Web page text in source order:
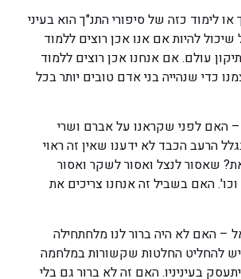
לימוד כזה של סיפורי התנ"ך הוא בעיני
להיות אם אנו אכן רוצים ללמוד
עולם. אם אנחנו אכן רוצים ללמוד
כדי שנהייה בני אדם טובים יותר בכל
האם לפני שקראנו על אברם ושרי
הרעב הכבד לא ידענו שאין זה ראוי
שאסור לנצל ואסור לשקר ואסור
האם בשביל זה אנחנו צריכים את
– האם לא היה ברור לנו מלחתחילה
להחליט החלטות שקשורות במלחמה
בעיניניו. האם זה לא ברור גם בלי